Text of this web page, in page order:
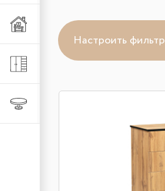
Мебель из металла
Шкафы и стеллажи
Настроить фильтр